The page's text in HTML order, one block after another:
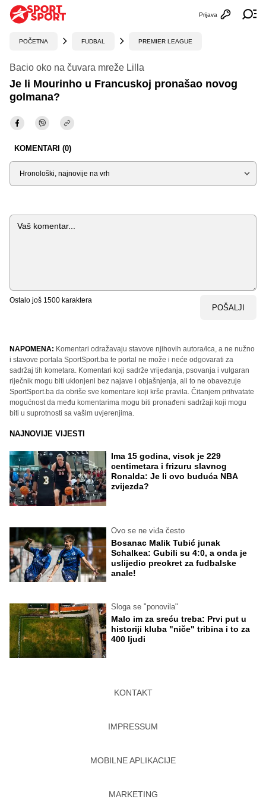
Otvori
Prijava
POČETNA FUDBAL PREMIER LEAGUE
Bacio oko na čuvara mreže Lilla
Je li Mourinho u Francuskoj pronašao novog
golmana?
KOMENTARI (0)
Sortiraj
Komentar
Ostalo još 1500 karaktera
POŠALJI
NAPOMENA: Komentari odražavaju stavove njihovih autora/ica, a ne nužno
i stavove portala SportSport.ba te portal ne može i neće odgovarati za
sadržaj tih kometara. Komentari koji sadrže vrijeđanja, psovanja i vulgaran
riječnik mogu biti uklonjeni bez najave i objašnjenja, ali to ne obavezuje
SportSport.ba da obriše sve komentare koji krše pravila. Čitanjem prihvatate
mogućnost da među komentarima mogu biti pronađeni sadržaji koji mogu
biti u suprotnosti sa vašim uvjerenjima.
NAJNOVIJE VIJESTI
Ima 15 godina, visok je 229
centimetara i frizuru slavnog
Ronalda: Je li ovo buduća NBA
zvijezda?
Ovo se ne viđa često
Bosanac Malik Tubić junak
Schalkea: Gubili su 4:0, a onda je
uslijedio preokret za fudbalske
anale!
Sloga se "ponovila"
Malo im za sreću treba: Prvi put u
historiji kluba "niče" tribina i to za
400 ljudi
KONTAKT
IMPRESSUM
MOBILNE APLIKACIJE
MARKETING